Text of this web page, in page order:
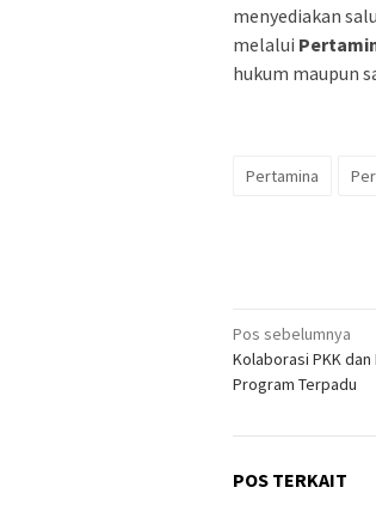
menyediakan
melalui
hukum maupun
Pertamina
Navigasi
pos
Pos sebelumnya
Kolaborasi PKK
Program Terpadu
POS TERKAIT